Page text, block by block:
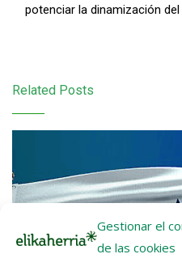
Gestionar el
de las cookies
potenciar la dinamización
Related Posts